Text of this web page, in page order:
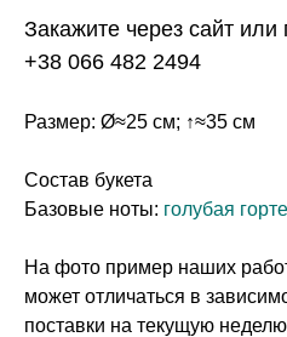
Закажите через сайт
+38 066 482 2494
Размер: Ø≈25 см; ↑≈35 см
Состав букета
Базовые ноты: голубая
На фото пример наших
может отличаться в
поставки на текущую